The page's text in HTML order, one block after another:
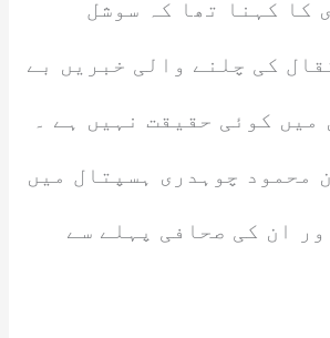
کا کہنا تھا کہ سوشل
کی چلنے والی خبریں بے
میں کوئی حقیقت نہیں ہے ۔
محمود چوہدری ہسپتال میں
ان کی صحافی پہلے سے